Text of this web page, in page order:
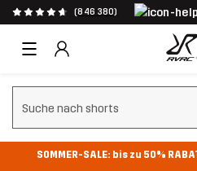
(846 380)
Suchfilter löschen
SOMMER-SALE: bis zu 50%